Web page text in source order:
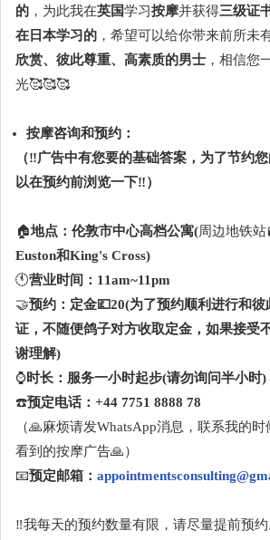
的 ，为此我在英国学习按摩并获得三级证
在日本学习的 ，希望可以给你带来前所未
欣赏、彼此尊重、高素质的男士 ，相信您
光🥰🥰🥰
按摩咨询和预约：
（‼️广告中有您要的基础答案，为了节约
以在预约前浏览一下‼️）
🏠地点：伦敦市中心高档公寓(周边地铁站
Euston和King's Cross)
🕚营业时间：11am~11pm
🤝预约：定金💷20(为了预约顺利进行和
证，不随便鸽子对方收取定金，如果接受
谢理解)
⌚️ 时长：服务一小时起步(请勿询问半小时)
☎️预定电话：+44 7751 8888 78
（🙏麻烦请发WhatsApp消息，联系我的
看到的按摩广告🙏）
📧预定邮箱：
‼️我每天的预约数量有限，请尽量提前预